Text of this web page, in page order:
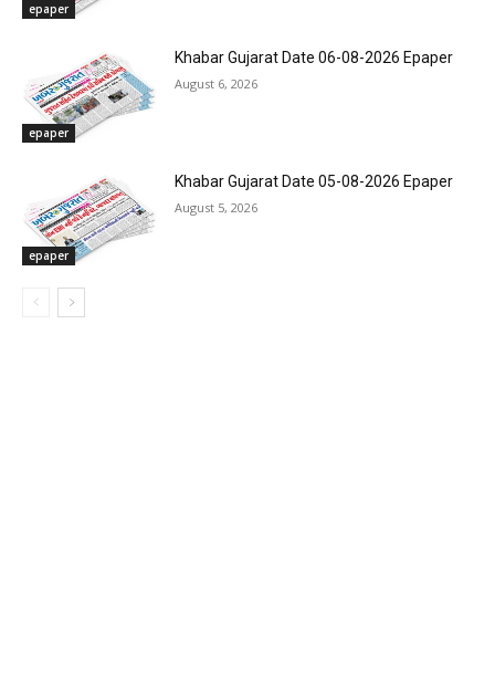
epaper
epaper
Khabar Gujarat Date 06-08-2026 Epaper
August 6, 2026
epaper
Khabar Gujarat Date 05-08-2026 Epaper
August 5, 2026